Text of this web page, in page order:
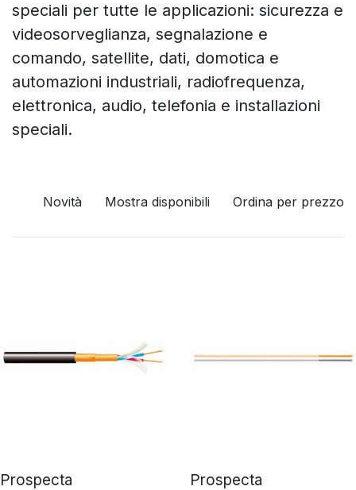
speciali per tutte le applicazioni: sicurezza e
videosorveglianza, segnalazione e
comando, satellite, dati, domotica e
automazioni industriali, radiofrequenza,
elettronica, audio, telefonia e installazioni
speciali.
Novità Mostra disponibili Ordina per prezzo
Prospecta
Prospecta